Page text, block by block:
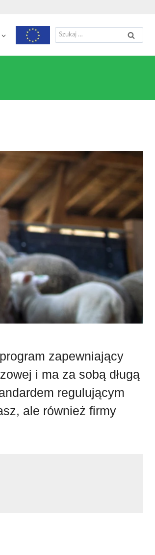
Szukaj:
zapewniający
i ma za sobą długą
regulującym
ale również firmy